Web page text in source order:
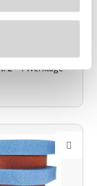
2 - 4 Werktage